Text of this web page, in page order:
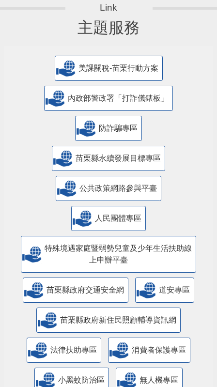
主題服務
美課關稅-苗栗行動方案
內政部警政署「打詐儀錶板」
防詐騙專區
苗栗縣永續發展目標專區
公共政策網路參與平臺
人民團體專區
特殊境遇家庭暨弱勢兒童及少年生活扶助線
上申辦平臺
苗栗縣政府交通安全網 道安專區
苗栗縣政府新住民照顧輔導資訊網
法律扶助專區 消費者保護專區
小黑蚊防治區 無人機專區